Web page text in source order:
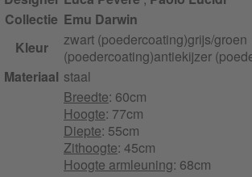
Collectie Emu Darwin
Kleur
zwart (poedercoating)grijs/groen
(poedercoating)antiekijzer
Materiaal staal
Breedte: 60cm
Hoogte: 77cm
Diepte: 55cm
Zithoogte: 45cm
Hoogte armleuning: 68cm